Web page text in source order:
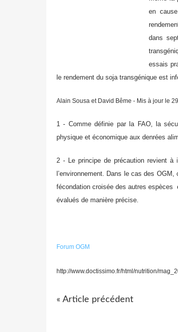
en
dans
essais
le rendement du soja transgénique est
Alain Sousa et David Bême - Mis à jour le
1 - Comme définie par la FAO, la
physique et économique aux denrées
2 - Le principe de précaution revient à
l’environnement. Dans le cas des
fécondation croisée des autres
évalués de manière précise.
Forum OGM
http://www.doctissimo.fr/html/nutrition/
« Article précédent